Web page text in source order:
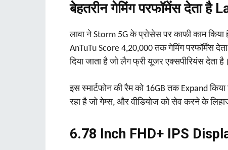
बेहतरीन गेमिंग परफॉमेंस देता है
लावा ने Storm 5G के प्रोसेस पर काफी काम
AnTuTu Score 4,20,000 तक गेमिंग परफॉर्मेंस
दिया जाता है जो लैग फ्री यूजर एक्सपीरियंस देता है।
इस स्‍मार्टफोन की रैम को 16GB तक Expand
रहा है जो गेम्स, और वीडियोज को सेव करने के
6.78 Inch FHD+ IPS